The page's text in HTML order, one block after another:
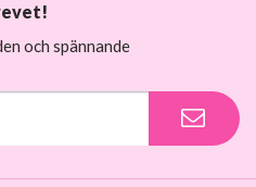
och spännande